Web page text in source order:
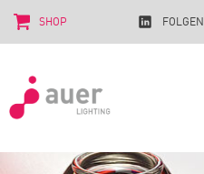
SHOP